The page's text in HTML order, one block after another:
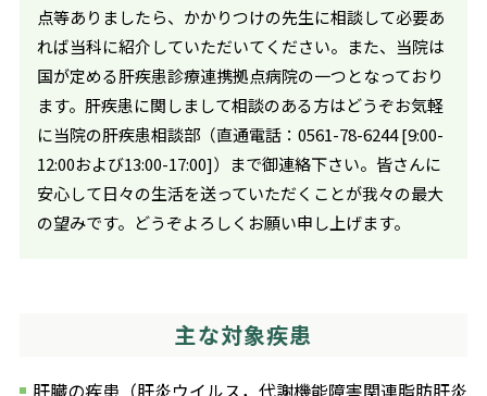
点等ありましたら、かかりつけの先生に相談して必要あ
れば当科に紹介していただいてください。また、当院は
国が定める肝疾患診療連携拠点病院の一つとなっており
ます。肝疾患に関しまして相談のある方はどうぞお気軽
に当院の肝疾患相談部（直通電話：0561-78-6244 [9:00-
12:00および13:00-17:00]）まで御連絡下さい。皆さんに
安心して日々の生活を送っていただくことが我々の最大
の望みです。どうぞよろしくお願い申し上げます。
主な対象疾患
肝臓の疾患（肝炎ウイルス，代謝機能障害関連脂肪肝炎